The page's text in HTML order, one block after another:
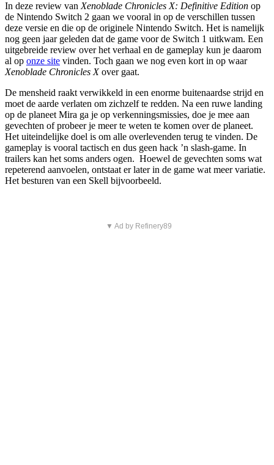
In deze review van Xenoblade Chronicles X: Definitive Edition op
de Nintendo Switch 2 gaan we vooral in op de verschillen tussen
deze versie en die op de originele Nintendo Switch. Het is namelijk
nog geen jaar geleden dat de game voor de Switch 1 uitkwam. Een
uitgebreide review over het verhaal en de gameplay kun je daarom
al op onze site vinden. Toch gaan we nog even kort in op waar
Xenoblade Chronicles Xover gaat.
De mensheid raakt verwikkeld in een enorme buitenaardse strijd en
moet de aarde verlaten om zichzelf te redden. Na een ruwe landing
op de planeet Mira ga je op verkenningsmissies, doe je mee aan
gevechten of probeer je meer te weten te komen over de planeet.
Het uiteindelijke doel is om alle overlevenden terug te vinden. De
gameplay is vooral tactisch en dus geen hack ’n slash-game. In
trailers kan het soms anders ogen. Hoewel de gevechten soms wat
repeterend aanvoelen, ontstaat er later in de game wat meer variatie.
Het besturen van een Skell bijvoorbeeld.
▼ Ad by Refinery89